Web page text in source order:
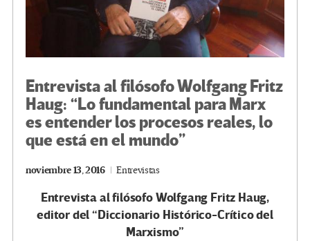
Entrevista al filósofo Wolfgang Fritz
Haug: “Lo fundamental para Marx
es entender los procesos reales, lo
que está en el mundo”
noviembre 13, 2016 Entrevistas
Entrevista al filósofo Wolfgang Fritz Haug,
editor del “Diccionario Histórico-Crítico del
Marxismo”